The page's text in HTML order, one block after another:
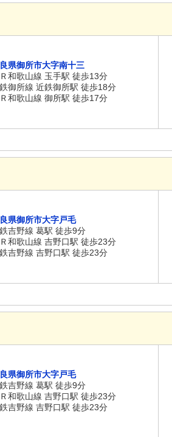
県御所市大字南十三
Ｒ和歌山線 玉手駅 徒歩13分
御所線 近鉄御所駅 徒歩18分
Ｒ和歌山線 御所駅 徒歩17分
県御所市大字戸毛
吉野線 葛駅 徒歩9分
Ｒ和歌山線 吉野口駅 徒歩23分
吉野線 吉野口駅 徒歩23分
県御所市大字戸毛
吉野線 葛駅 徒歩9分
Ｒ和歌山線 吉野口駅 徒歩23分
吉野線 吉野口駅 徒歩23分